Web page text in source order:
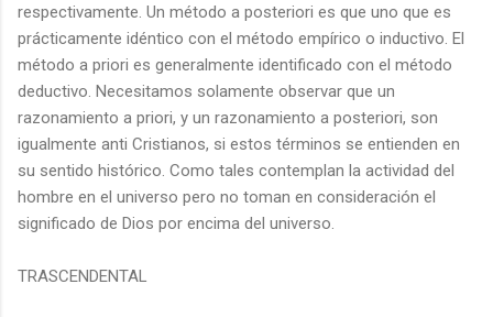
respectivamente. Un método a posteriori es que uno que es
prácticamente idéntico con el método empírico o inductivo. El
método a priori es generalmente identificado con el método
deductivo. Necesitamos solamente observar que un
razonamiento a priori, y un razonamiento a posteriori, son
igualmente anti Cristianos, si estos términos se entienden en
su sentido histórico. Como tales contemplan la actividad del
hombre en el universo pero no toman en consideración el
significado de Dios por encima del universo.
TRASCENDENTAL